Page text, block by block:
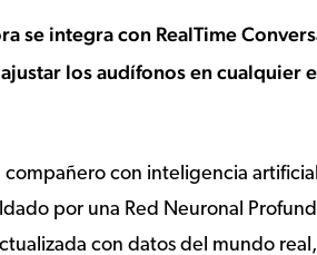
se integra con RealTime
los audífonos en cualquier
compañero con inteligencia
por una Red Neuronal
con datos del mundo